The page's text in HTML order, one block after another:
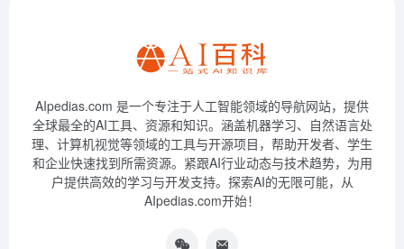
AIpedias.com 是一个专注于人工智能领域的导航网站，提供
全球最全的AI工具、资源和知识。涵盖机器学习、自然语言处
理、计算机视觉等领域的工具与开源项目，帮助开发者、学生
和企业快速找到所需资源。紧跟AI行业动态与技术趋势，为用
户提供高效的学习与开发支持。探索AI的无限可能，从
AIpedias.com开始！